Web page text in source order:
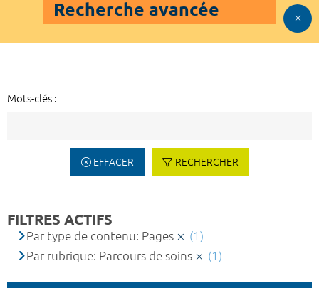
Recherche avancée
Mots-clés :
EFFACER RECHERCHER
FILTRES ACTIFS
Par type de contenu: Pages
(1)
Par rubrique: Parcours de soins
(1)